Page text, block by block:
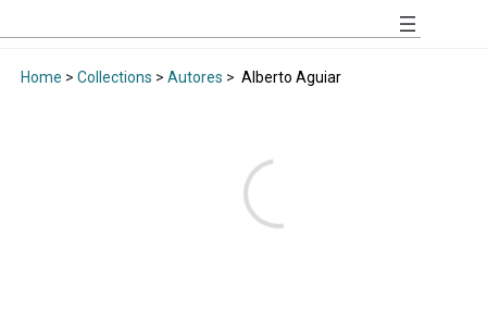
Home > Collections > Autores > Alberto Aguiar